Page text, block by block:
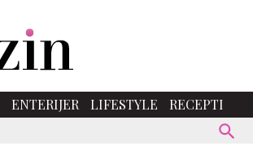
ENTERIJER LIFESTYLE
RECEPTI